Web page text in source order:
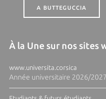
A BUTTEGUCCIA
À la Une sur nos sites
www.universita.corsica
Année universitaire 2026/